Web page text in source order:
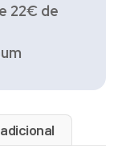
22€ de